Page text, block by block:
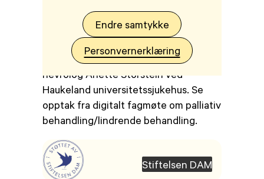
Endre samtykke
Personvernerklæring
Norges Parkinsonforbund arrangerte
digitalt fagmøte om lindrende/palliativ
behandling i januar 2026, med
nevrolog Anette Storstein ved
Haukeland universitetssjukehus. Se
opptak fra digitalt fagmøte om palliativ
behandling/lindrende behandling.
Stiftelsen DAM